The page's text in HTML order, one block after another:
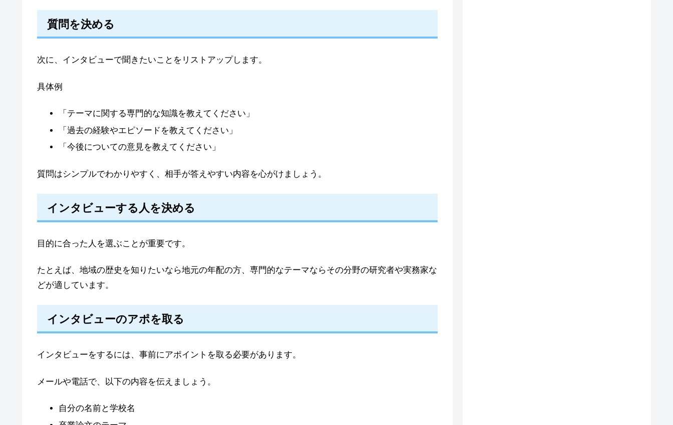
質問を決める
次に、インタビューで聞きたいことをリストアップします。
具体例
「テーマに関する専門的な知識を教えてください」
「過去の経験やエピソードを教えてください」
「今後についての意見を教えてください」
質問はシンプルでわかりやすく、相手が答えやすい内容を心がけましょう。
インタビューする人を決める
目的に合った人を選ぶことが重要です。
たとえば、地域の歴史を知りたいなら地元の年配の方、専門的なテーマならその分野の研究者や実務家な
どが適しています。
インタビューのアポを取る
インタビューをするには、事前にアポイントを取る必要があります。
メールや電話で、以下の内容を伝えましょう。
自分の名前と学校名